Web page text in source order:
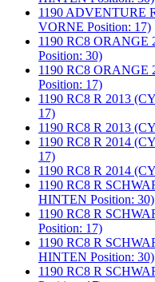
1190 ADVENTURE
VORNE Position: 17)
1190 RC8
Position: 30)
1190 RC8
Position: 17)
1190 RC8 R 2013
17)
1190 RC8 R 2013
1190 RC8 R 2014
17)
1190 RC8 R 2014
1190 RC8 R
HINTEN Position: 30)
1190 RC8 R
Position: 17)
1190 RC8 R
HINTEN Position: 30)
1190 RC8 R